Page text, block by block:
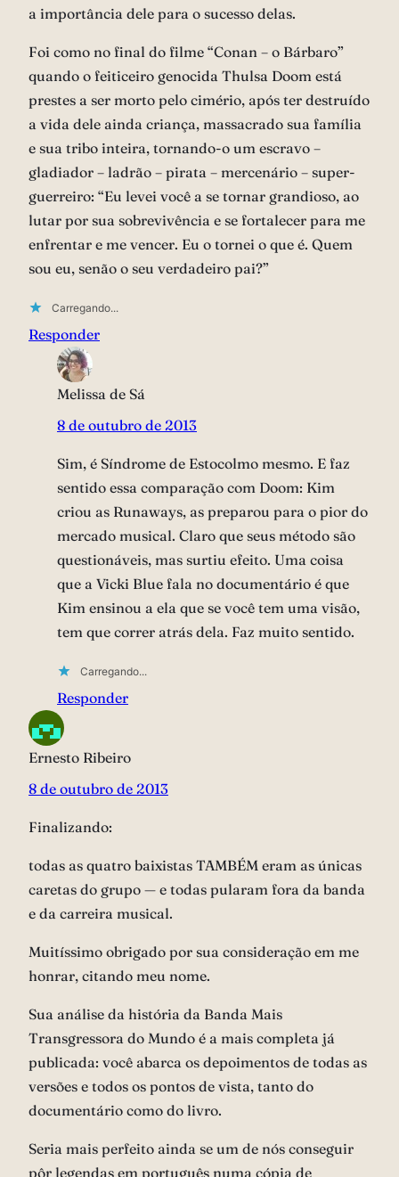
a importância dele para o sucesso delas.
Foi como no final do filme “Conan – o Bárbaro”
quando o feiticeiro genocida Thulsa Doom está
prestes a ser morto pelo cimério, após ter destruído
a vida dele ainda criança, massacrado sua família
e sua tribo inteira, tornando-o um escravo –
gladiador – ladrão – pirata – mercenário – super-
guerreiro: “Eu levei você a se tornar grandioso, ao
lutar por sua sobrevivência e se fortalecer para me
enfrentar e me vencer. Eu o tornei o que é. Quem
sou eu, senão o seu verdadeiro pai?”
Carregando...
Responder
Melissa de Sá
8 de outubro de 2013
Sim, é Síndrome de Estocolmo mesmo. E faz
sentido essa comparação com Doom: Kim
criou as Runaways, as preparou para o pior do
mercado musical. Claro que seus método são
questionáveis, mas surtiu efeito. Uma coisa
que a Vicki Blue fala no documentário é que
Kim ensinou a ela que se você tem uma visão,
tem que correr atrás dela. Faz muito sentido.
Carregando...
Responder
Ernesto Ribeiro
8 de outubro de 2013
Finalizando:
todas as quatro baixistas TAMBÉM eram as únicas
caretas do grupo — e todas pularam fora da banda
e da carreira musical.
Muitíssimo obrigado por sua consideração em me
honrar, citando meu nome.
Sua análise da história da Banda Mais
Transgressora do Mundo é a mais completa já
publicada: você abarca os depoimentos de todas as
versões e todos os pontos de vista, tanto do
documentário como do livro.
Seria mais perfeito ainda se um de nós conseguir
pôr legendas em português numa cópia de